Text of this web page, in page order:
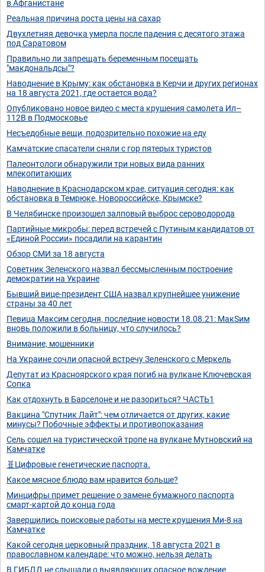
в Афганистане
Реальная причина роста цены на сахар
Двухлетняя девочка умерла после падения с десятого этажа
под Саратовом
Правильно ли запрещать беременным посещать
"макдональдсы"?
Наводнение в Крыму: как обстановка в Керчи и других регионах
на 18 августа 2021, где остается вода?
Опубликовано новое видео с места крушения самолета Ил–
112В в Подмосковье
Несъедобные вещи, подозрительно похожие на еду
Камчатские спасатели сняли с гор пятерых туристов
Палеонтологи обнаружили три новых вида ранних
млекопитающих
Наводнение в Краснодарском крае, ситуация сегодня: как
обстановка в Темрюке, Новороссийске, Крымске?
В Челябинске произошел залповый выброс сероводорода
Партийные микробы: перед встречей с Путиным кандидатов от
«Единой России» посадили на карантин
Обзор СМИ за 18 августа
Советник Зеленского назвал бессмысленным построение
демократии на Украине
Бывший вице-президент США назвал крупнейшее унижение
страны за 40 лет
Певица Максим сегодня, последние новости 18.08.21: МакSим
вновь положили в больницу, что случилось?
Внимание, мошенники
На Украине сочли опасной встречу Зеленского с Меркель
Депутат из Красноярского края погиб на вулкане Ключевская
Сопка
Как отдохнуть в Барселоне и не разориться? ЧАСТЬ1
Вакцина "Спутник Лайт": чем отличается от других, какие
минусы? Побочные эффекты и противопоказания
Сель сошел на туристической тропе на вулкане Мутновский на
Камчатке
🧬Цифровые генетические паспорта.
Какое мясное блюдо вам нравится больше?
Минцифры примет решение о замене бумажного паспорта
смарт-картой до конца года
Завершились поисковые работы на месте крушения Ми-8 на
Камчатке
Какой сегодня церковный праздник, 18 августа 2021 в
православном календаре: что можно, нельзя делать
В ГИБДД не слышали о выявляющих опасное вождение